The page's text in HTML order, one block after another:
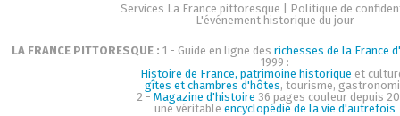
Services La France pittoresque
Politique de
L'événement historique du jour
LA FRANCE PITTORESQUE : 1 - Guide en ligne des richesses de la France
1999 :
Histoire de France, patrimoine historique et
gîtes et chambres d'hôtes, tourisme,
2 - Magazine d'histoire 36 pages couleur depuis
une véritable encyclopédie de la vie d'autrefois